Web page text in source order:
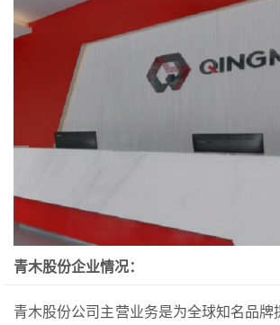
青木股份企业情况：
青木股份公司主营业务是为全球知名品牌